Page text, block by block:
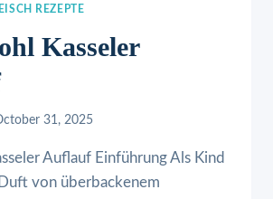
REZEPTE
Kasseler
31, 2025
Auflauf Einführung Als Kind
von überbackenem